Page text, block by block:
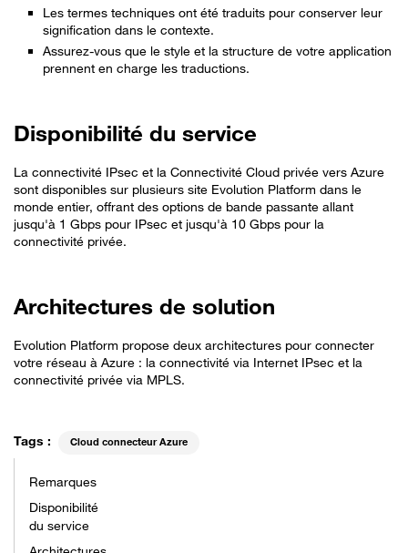
Les termes techniques ont été traduits pour conserver leur
signification dans le contexte.
Assurez-vous que le style et la structure de votre application
prennent en charge les traductions.
Disponibilité du service
La connectivité IPsec et la Connectivité Cloud privée vers Azure
sont disponibles sur plusieurs site Evolution Platform dans le
monde entier, offrant des options de bande passante allant
jusqu'à 1 Gbps pour IPsec et jusqu'à 10 Gbps pour la
connectivité privée.
Architectures de solution
Evolution Platform propose deux architectures pour connecter
votre réseau à Azure : la connectivité via Internet IPsec et la
connectivité privée via MPLS.
Tags : Cloud connecteur Azure
Remarques
Disponibilité
du service